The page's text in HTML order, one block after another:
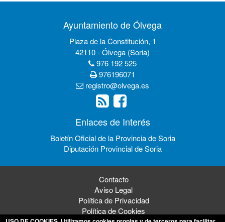
Ayuntamiento de Ólvega
Plaza de la Constitución, 1
42110 - Ólvega (Soria)
976 192 525
976196071
registro@olvega.es
Enlaces de Interés
Boletín Oficial de la Provincia de Soria
Diputación Provincial de Soria
Contacto
Aviso Legal
Política de Privacidad
Política de Cookies